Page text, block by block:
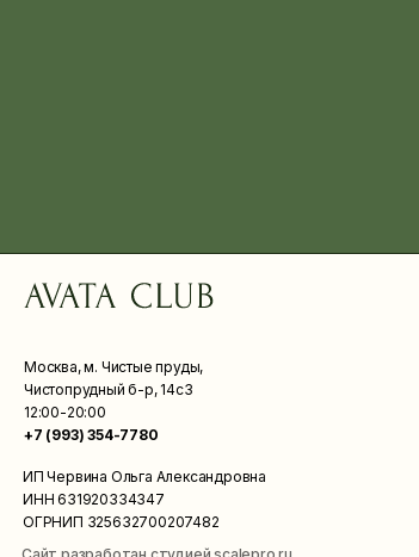
Москва, м. Чистые пруды,
Чистопрудный б-р, 14с3
12:00-20:00
+7 (993) 354-7780
ИП Червина Ольга Александровна
ИНН 631920334347
ОГРНИП 325632700207482